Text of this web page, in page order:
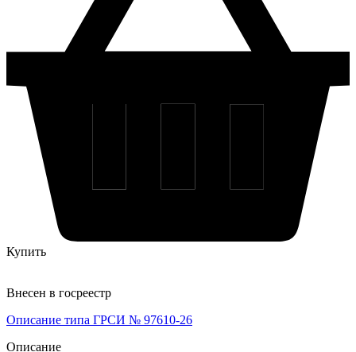
Купить
Внесен в госреестр
Описание типа ГРСИ № 97610-26
Описание